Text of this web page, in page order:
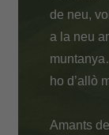
de neu,
a la neu
ho d’allò
Amants